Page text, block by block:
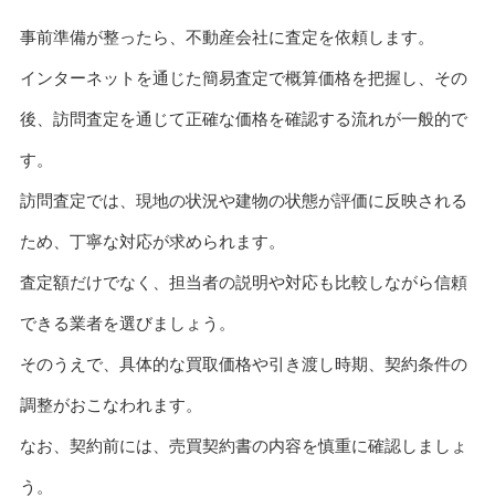
事前準備が整ったら、不動産会社に査定を依頼します。
インターネットを通じた簡易査定で概算価格を把握し、その
後、訪問査定を通じて正確な価格を確認する流れが一般的で
す。
訪問査定では、現地の状況や建物の状態が評価に反映される
ため、丁寧な対応が求められます。
査定額だけでなく、担当者の説明や対応も比較しながら信頼
できる業者を選びましょう。
そのうえで、具体的な買取価格や引き渡し時期、契約条件の
調整がおこなわれます。
なお、契約前には、売買契約書の内容を慎重に確認しましょ
う。